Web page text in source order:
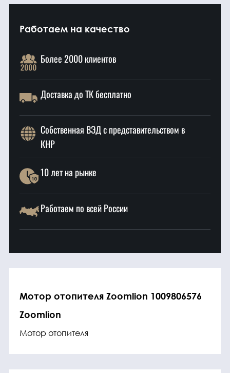
Работаем на качество
Более 2000 клиентов
Доставка до ТК бесплатно
Собственная ВЭД с представительством в
КНР
10 лет на рынке
Работаем по всей России
Мотор отопителя Zoomlion 1009806576
Zoomlion
Мотор отопителя